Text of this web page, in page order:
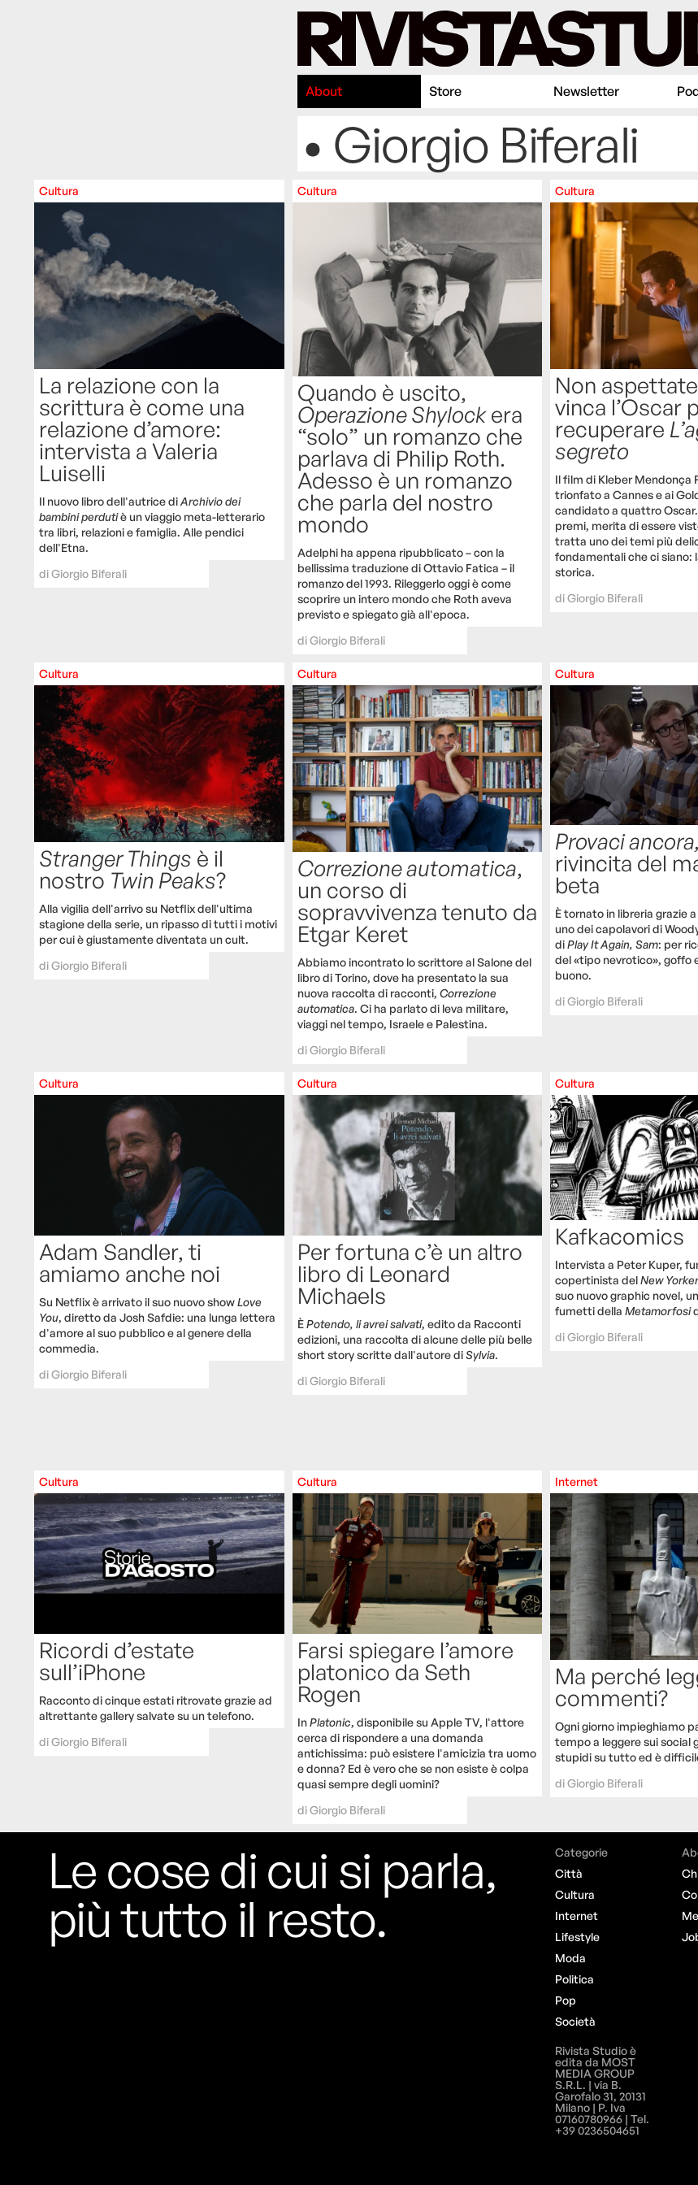
About Store Newsletter
• Giorgio Biferali
Cultura
La relazione con la
scrittura è come una
relazione d’amore:
intervista a Valeria
Luiselli
Il nuovo libro dell'autrice diArchivio dei
bambini perdutiè un viaggio meta-letterario
tra libri, relazioni e famiglia. Alle pendici
dell'Etna.
diGiorgio Biferali
Cultura
Quando è uscito,
Operazione Shylockera
“solo” un romanzo che
parlava di Philip Roth.
Adesso è un romanzo
che parla del nostro
mondo
Adelphi ha appena ripubblicato – con la
bellissima traduzione di Ottavio Fatica – il
romanzo del 1993. Rileggerlo oggi è come
scoprire un intero mondo che Roth aveva
previsto e spiegato già all'epoca.
diGiorgio Biferali
Cultura
Non
vinca l’Oscar
recuperare
segreto
Il film di Kleber Mendonça
trionfato a Cannes e ai
candidato a quattro
premi, merita di essere
tratta uno dei temi più
fondamentali che ci siano:
storica.
diGiorgio Biferali
Cultura
Stranger Things è il
nostro Twin Peaks?
Alla vigilia dell'arrivo su Netflix dell'ultima
stagione della serie, un ripasso di tutti i motivi
per cui è giustamente diventata un cult.
diGiorgio Biferali
Cultura
Correzione automatica,
un corso di
sopravvivenza tenuto da
Etgar Keret
Abbiamo incontrato lo scrittore al Salone del
libro di Torino, dove ha presentato la sua
nuova raccolta di racconti, Correzione
automatica. Ci ha parlato di leva militare,
viaggi nel tempo, Israele e Palestina.
diGiorgio Biferali
Cultura
Provaci
rivincita del
beta
È tornato in libreria grazie
uno dei capolavori di
diPlay It Again, Sam: per
del «tipo nevrotico», goffo
buono.
diGiorgio Biferali
Cultura
Adam Sandler, ti
amiamo anche noi
Su Netflix è arrivato il suo nuovo showLove
You, diretto da Josh Safdie: una lunga lettera
d'amore al suo pubblico e al genere della
commedia.
diGiorgio Biferali
Cultura
Per fortuna c’è un altro
libro di Leonard
Michaels
ÈPotendo, li avrei salvati, edito da Racconti
edizioni, una raccolta di alcune delle più belle
short story scritte dall'autore diSylvia.
diGiorgio Biferali
Cultura
Kafkacomics
Intervista a Peter Kuper,
copertinista delNew Yorker
suo nuovo graphic novel,
fumetti della Metamorfosi
diGiorgio Biferali
Cultura
Ricordi d’estate
sull’iPhone
Racconto di cinque estati ritrovate grazie ad
altrettante gallery salvate su un telefono.
diGiorgio Biferali
Cultura
Farsi spiegare l’amore
platonico da Seth
Rogen
InPlatonic, disponibile su Apple TV, l'attore
cerca di rispondere a una domanda
antichissima: può esistere l'amicizia tra uomo
e donna? Ed è vero che se non esiste è colpa
quasi sempre degli uomini?
diGiorgio Biferali
Internet
Ma perché
commenti?
Ogni giorno impieghiamo
tempo a leggere sui social
stupidi su tutto ed è
diGiorgio Biferali
Le cose di cui si parla,
più tutto il resto.
Categorie
Città
Cultura
Internet
Lifestyle
Moda
Politica
Pop
Società
Rivista Studio è
edita da MOST
MEDIA GROUP
S.R.L. | via B.
Garofalo 31, 20131
Milano | P. Iva
07160780966 | Tel.
+39 0236504651